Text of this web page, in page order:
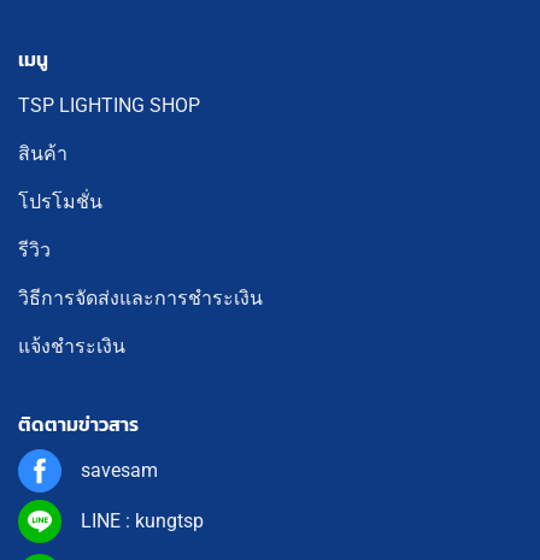
เมนู
TSP LIGHTING SHOP
สินค้า
โปรโมชั่น
รีวิว
วิธีการจัดส่งและการชำระเงิน
แจ้งชำระเงิน
ติดตามข่าวสาร
savesam
LINE : kungtsp